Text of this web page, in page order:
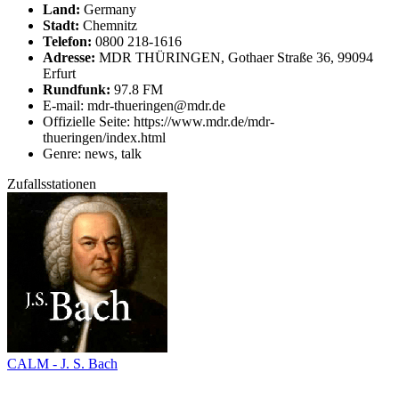
Land: Germany
Stadt: Chemnitz
Telefon: 0800 218-1616
Adresse: MDR THÜRINGEN, Gothaer Straße 36, 99094
Erfurt
Rundfunk: 97.8 FM
E-mail: mdr-thueringen@mdr.de
Offizielle Seite: https://www.mdr.de/mdr-
thueringen/index.html
Genre: news, talk
Zufallsstationen
CALM - J. S. Bach